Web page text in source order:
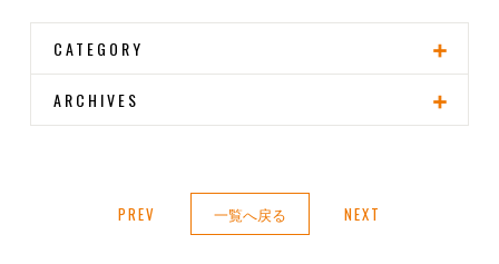
CATEGORY
ARCHIVES
PREV 一覧へ戻る NEXT